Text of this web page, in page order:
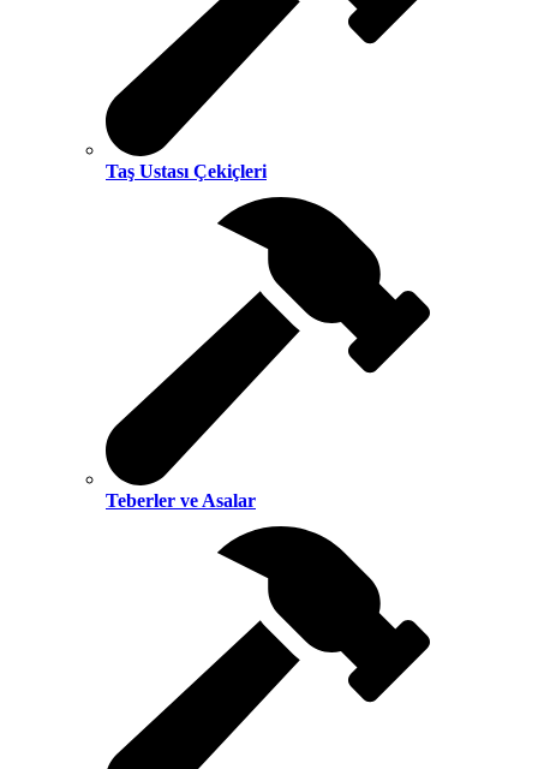
Taş Ustası Çekiçleri
Teberler ve Asalar